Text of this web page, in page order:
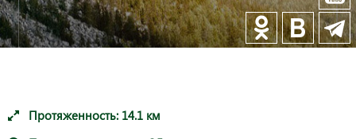
Протяженность: 14.1 км